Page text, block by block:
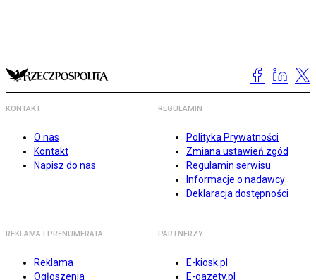
KONTAKT
O nas
Kontakt
Napisz do nas
REGULAMIN
Polityka Prywatności
Zmiana ustawień zgód
Regulamin serwisu
Informacje o nadawcy
Deklaracja dostępności
REKLAMA I PRENUMERATA
Reklama
Ogłoszenia
PARTNERZY
E-kiosk.pl
E-gazety.pl